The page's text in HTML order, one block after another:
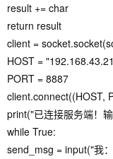
result += char
return result
client =
HOST =
PORT = 8887
client.connect((HOST,
print("已连接服务端！
while True:
send_msg = input("我